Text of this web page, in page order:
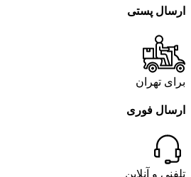
ارسال پستی
برای تهران
ارسال فوری
تلفنی و آنلاین